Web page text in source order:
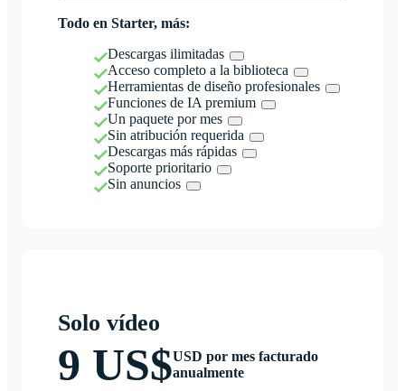
Todo en Starter, más:
Descargas ilimitadas
Acceso completo a la biblioteca
Herramientas de diseño profesionales
Funciones de IA premium
Un paquete por mes
Sin atribución requerida
Descargas más rápidas
Soporte prioritario
Sin anuncios
Solo vídeo
9 US$USD por mes facturado
anualmente